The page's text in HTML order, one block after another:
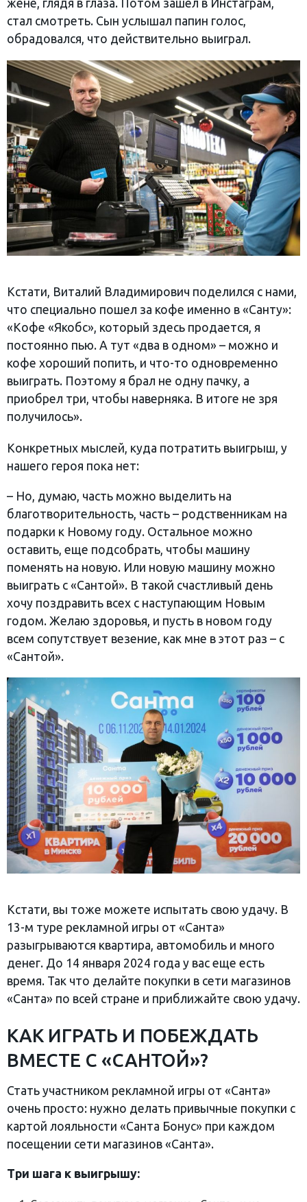
жене, глядя в глаза. Потом зашел в Инстаграм,
стал смотреть. Сын услышал папин голос,
обрадовался, что действительно выиграл.
Кстати, Виталий Владимирович поделился с нами,
что специально пошел за кофе именно в «Санту»:
«Кофе «Якобс», который здесь продается, я
постоянно пью. А тут «два в одном» – можно и
кофе хороший попить, и что-то одновременно
выиграть. Поэтому я брал не одну пачку, а
приобрел три, чтобы наверняка. В итоге не зря
получилось».
Конкретных мыслей, куда потратить выигрыш, у
нашего героя пока нет:
– Но, думаю, часть можно выделить на
благотворительность, часть – родственникам на
подарки к Новому году. Остальное можно
оставить, еще подсобрать, чтобы машину
поменять на новую. Или новую машину можно
выиграть с «Сантой». В такой счастливый день
хочу поздравить всех с наступающим Новым
годом. Желаю здоровья, и пусть в новом году
всем сопутствует везение, как мне в этот раз – с
«Сантой».
Кстати, вы тоже можете испытать свою удачу. В
13-м туре рекламной игры от «Санта»
разыгрываются квартира, автомобиль и много
денег. До 14 января 2024 года у вас еще есть
время. Так что делайте покупки в сети магазинов
«Санта» по всей стране и приближайте свою удачу.
КАК ИГРАТЬ И ПОБЕЖДАТЬ
ВМЕСТЕ С «САНТОЙ»?
Стать участником рекламной игры от «Санта»
очень просто: нужно делать привычные покупки с
картой лояльности «Санта Бонус» при каждом
посещении сети магазинов «Санта».
Три шага к выигрышу: